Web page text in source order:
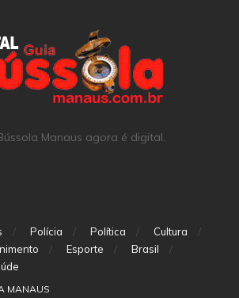
Manaus agora é digital.
Polícia Política
Cultura
Esporte
Brasil
MANAUS